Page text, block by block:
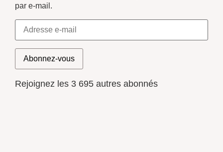
par e-mail.
Abonnez-vous
Rejoignez les 3 695 autres abonnés